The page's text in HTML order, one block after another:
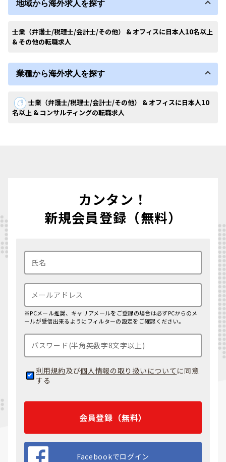
地域から海外求人を探す
士業（弁護士/税理士/会計士/その他） & オフィスに日本人10名以上
& その他の転職求人
業種から海外求人を探す
士業（弁護士/税理士/会計士/その他） & オフィスに日本人10
名以上 & コンサルティングの転職求人
カンタン！
新規会員登録（無料）
※PCメール推奨、キャリアメールをご登録の場合は必ずPCからのメ
ールが受信出来るようにフィルターの設定をご確認ください。
利用規約及び個人情報の取り扱いについて に同意
する
会員登録（無料）
Facebookでログイン